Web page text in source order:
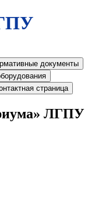
документы
страница
ЛГПУ